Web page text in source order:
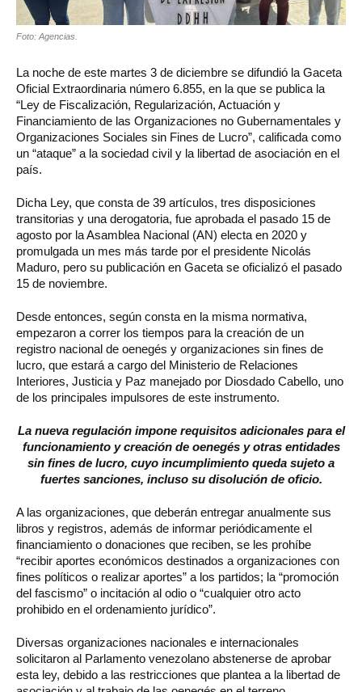
Foto: Agencias.
La noche de este martes 3 de diciembre se difundió la Gaceta
Oficial Extraordinaria número 6.855, en la que se publica la
“Ley de Fiscalización, Regularización, Actuación y
Financiamiento de las Organizaciones no Gubernamentales y
Organizaciones Sociales sin Fines de Lucro”, calificada como
un “ataque” a la sociedad civil y la libertad de asociación en el
país.
Dicha Ley, que consta de 39 artículos, tres disposiciones
transitorias y una derogatoria, fue aprobada el pasado 15 de
agosto por la Asamblea Nacional (AN) electa en 2020 y
promulgada un mes más tarde por el presidente Nicolás
Maduro, pero su publicación en Gaceta se oficializó el pasado
15 de noviembre.
Desde entonces, según consta en la misma normativa,
empezaron a correr los tiempos para la creación de un
registro nacional de oenegés y organizaciones sin fines de
lucro, que estará a cargo del Ministerio de Relaciones
Interiores, Justicia y Paz manejado por Diosdado Cabello, uno
de los principales impulsores de este instrumento.
La nueva regulación impone requisitos adicionales para el
funcionamiento y creación de oenegés y otras entidades
sin fines de lucro, cuyo incumplimiento queda sujeto a
fuertes sanciones, incluso su disolución de oficio.
A las organizaciones, que deberán entregar anualmente sus
libros y registros, además de informar periódicamente el
financiamiento o donaciones que reciben, se les prohíbe
“recibir aportes económicos destinados a organizaciones con
fines políticos o realizar aportes” a los partidos; la “promoción
del fascismo” o incitación al odio o “cualquier otro acto
prohibido en el ordenamiento jurídico”.
Diversas organizaciones nacionales e internacionales
solicitaron al Parlamento venezolano abstenerse de aprobar
esta ley, debido a las restricciones que plantea a la libertad de